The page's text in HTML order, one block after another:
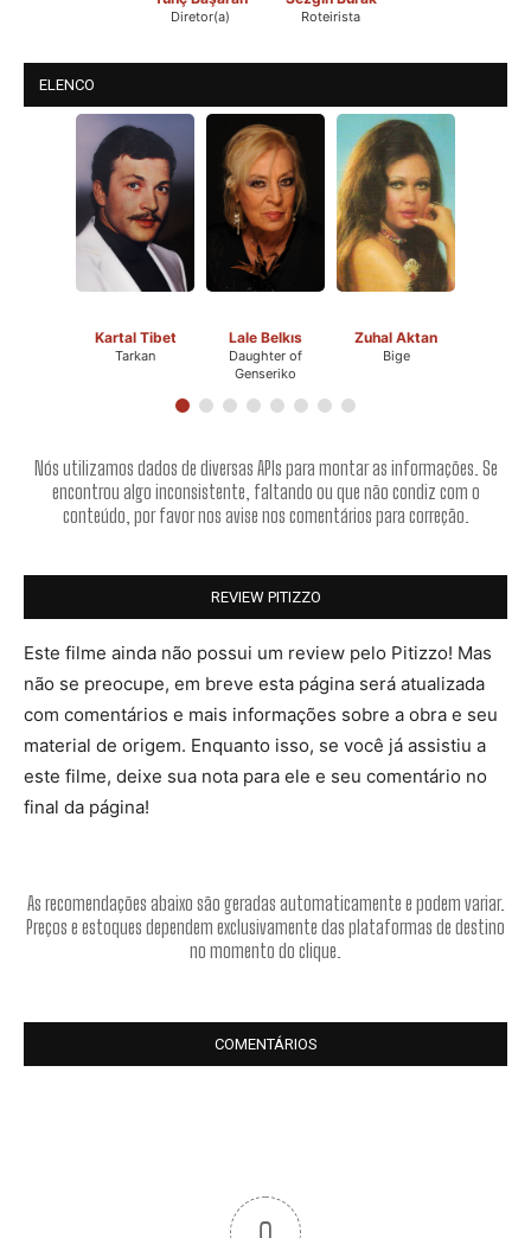
Diretor(a) Roteirista
ELENCO
Kartal Tibet
Tarkan
Lale Belkıs
Daughter of
Genseriko
Zuhal Aktan
Bige
Nós utilizamos dados de diversas APIs para montar as informações. Se
encontrou algo inconsistente, faltando ou que não condiz com o
conteúdo, por favor nos avise nos comentários para correção.
REVIEW PITIZZO
Este filme ainda não possui um review pelo Pitizzo! Mas
não se preocupe, em breve esta página será atualizada
com comentários e mais informações sobre a obra e seu
material de origem. Enquanto isso, se você já assistiu a
este filme, deixe sua nota para ele e seu comentário no
final da página!
As recomendações abaixo são geradas automaticamente e podem variar.
Preços e estoques dependem exclusivamente das plataformas de destino
no momento do clique.
COMENTÁRIOS